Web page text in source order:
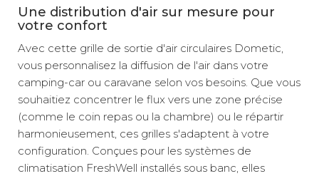
Une distribution d'air sur mesure pour
votre confort
Avec cette grille de sortie d'air circulaires Dometic,
vous personnalisez la diffusion de l'air dans votre
camping-car ou caravane selon vos besoins. Que vous
souhaitiez concentrer le flux vers une zone précise
(comme le coin repas ou la chambre) ou le répartir
harmonieusement, ces grilles s'adaptent à votre
configuration. Conçues pour les systèmes de
climatisation FreshWell installés sous banc, elles